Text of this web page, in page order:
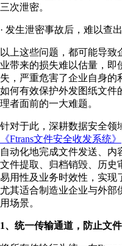
三次泄密。
· 发生泄密事故后，难以查
以上这些问题，都可能导
业带来的损失难以估量，即
失，严重危害了企业自身的
如何有效保护外发图纸文件
理者面前的一大难题。
针对于此，深耕数据安全领
《Ftrans文件安全收发系统》
自动化地完成文件发送、内
文件提取、归档销毁、历史
易用性及业务时效性，实现
尤其适合制造业企业与外部
用场景。
1、统一传输通道，防止文